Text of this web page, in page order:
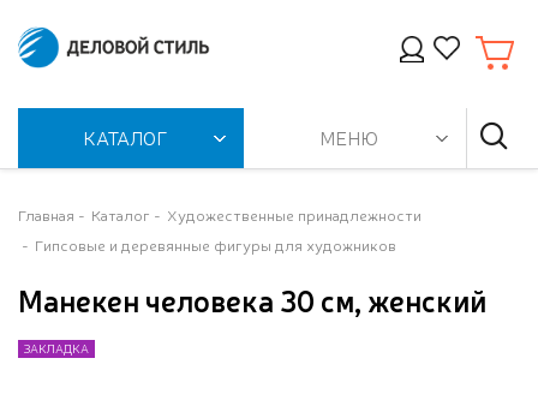
КАТАЛОГ МЕНЮ
Главная Каталог
Художественные принадлежности
Гипсовые и деревянные фигуры для художников
Манекен человека 30 см, женский
ЗАКЛАДКА
ЗАКЛАДКА